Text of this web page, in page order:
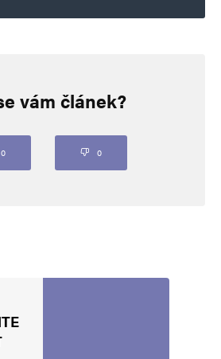
zveřejněna. Vyžadované informace jsou
vám článek?
0 0